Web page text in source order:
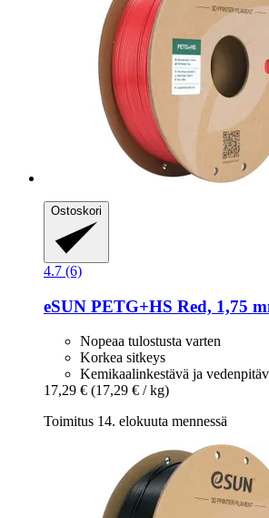
Ostoskori
4.7 (6)
eSUN PETG+HS Red, 1,75
Nopeaa tulostusta varten
Korkea sitkeys
Kemikaalinkestävä ja
17,29 € (17,29 € / kg)
Toimitus 14. elokuuta mennessä